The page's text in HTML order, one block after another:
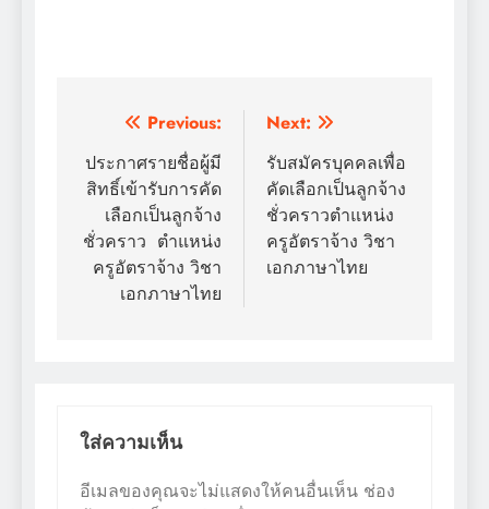
แนะแนว
เรื่อง
Previous:
ประกาศรายชื่อผู้มี
สิทธิ์เข้ารับการคัด
เลือกเป็นลูกจ้าง
ชั่วคราว ตำแหน่ง
ครูอัตราจ้าง วิชา
เอกภาษาไทย
Next:
รับสมัครบุคคลเพื่อ
คัดเลือกเป็นลูกจ้าง
ชั่วคราวตำแหน่ง
ครูอัตราจ้าง วิชา
เอกภาษาไทย
ใส่ความเห็น
อีเมลของคุณจะไม่แสดงให้คนอื่นเห็น ช่อง